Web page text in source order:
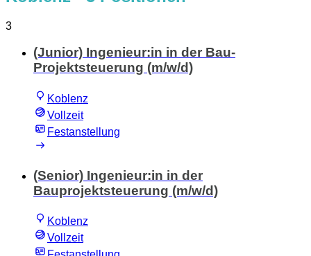
3
(Junior) Ingenieur:in in der Bau-
Projektsteuerung (m/w/d)
Koblenz
Vollzeit
Festanstellung
(Senior) Ingenieur:in in der
Bauprojektsteuerung (m/w/d)
Koblenz
Vollzeit